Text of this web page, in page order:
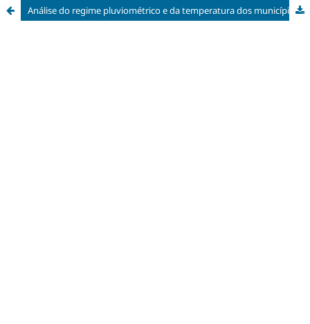
Análise do regime pluviométrico e da temperatura dos municípios Guaraci e Icém localizados na Bacia Hidrográfica Baixo Pardo/Grande (SP)